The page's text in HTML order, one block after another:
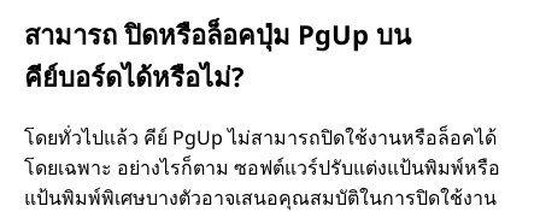
สามารถ ปิดหรือล็อคปุ่ม PgUp บน
คีย์บอร์ดได้หรือไม่?
โดยทั่วไปแล้ว คีย์ PgUp ไม่สามารถปิดใช้งานหรือล็อคได้
โดยเฉพาะ อย่างไรก็ตาม ซอฟต์แวร์ปรับแต่งแป้นพิมพ์หรือ
แป้นพิมพ์พิเศษบางตัวอาจเสนอคุณสมบัติในการปิดใช้งาน